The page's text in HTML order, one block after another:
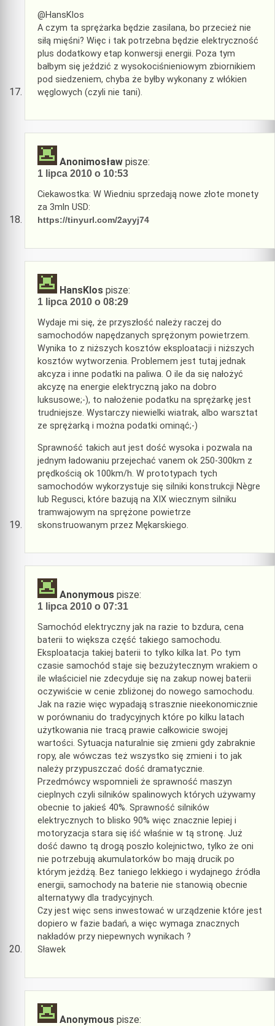
@HansKlos
A czym ta sprężarka będzie zasilana, bo przecież nie
siłą mięśni? Więc i tak potrzebna będzie elektryczność
plus dodatkowy etap konwersji energii. Poza tym
bałbym się jeździć z wysokociśnieniowym zbiornikiem
pod siedzeniem, chyba że byłby wykonany z włókien
węglowych (czyli nie tani).
Anonimosław pisze:
1 lipca 2010 o 10:53
Ciekawostka: W Wiedniu sprzedają nowe złote monety
za 3mln USD:
https://tinyurl.com/2ayyj74
HansKlos pisze:
1 lipca 2010 o 08:29
Wydaje mi się, że przyszłość należy raczej do
samochodów napędzanych sprężonym powietrzem.
Wynika to z niższych kosztów eksploatacji i niższych
kosztów wytworzenia. Problemem jest tutaj jednak
akcyza i inne podatki na paliwa. O ile da się nałożyć
akcyzę na energie elektryczną jako na dobro
luksusowe;-), to nałożenie podatku na sprężarkę jest
trudniejsze. Wystarczy niewielki wiatrak, albo warsztat
ze sprężarką i można podatki ominąć;-)
Sprawność takich aut jest dość wysoka i pozwala na
jednym ładowaniu przejechać vanem ok 250-300km z
prędkością ok 100km/h. W prototypach tych
samochodów wykorzystuje się silniki konstrukcji Nègre
lub Regusci, które bazują na XIX wiecznym silniku
tramwajowym na sprężone powietrze
skonstruowanym przez Mękarskiego.
Anonymous pisze:
1 lipca 2010 o 07:31
Samochód elektryczny jak na razie to bzdura, cena
baterii to większa część takiego samochodu.
Eksploatacja takiej baterii to tylko kilka lat. Po tym
czasie samochód staje się bezużytecznym wrakiem o
ile właściciel nie zdecyduje się na zakup nowej baterii
oczywiście w cenie zbliżonej do nowego samochodu.
Jak na razie więc wypadają strasznie nieekonomicznie
w porównaniu do tradycyjnych które po kilku latach
użytkowania nie tracą prawie całkowicie swojej
wartości. Sytuacja naturalnie się zmieni gdy zabraknie
ropy, ale wówczas też wszystko się zmieni i to jak
należy przypuszczać dość dramatycznie.
Przedmówcy wspomnieli że sprawność maszyn
cieplnych czyli silników spalinowych których używamy
obecnie to jakieś 40%. Sprawność silników
elektrycznych to blisko 90% więc znacznie lepiej i
motoryzacja stara się iść właśnie w tą stronę. Już
dość dawno tą drogą poszło kolejnictwo, tylko że oni
nie potrzebują akumulatorków bo mają drucik po
którym jeżdżą. Bez taniego lekkiego i wydajnego źródła
energii, samochody na baterie nie stanowią obecnie
alternatywy dla tradycyjnych.
Czy jest więc sens inwestować w urządzenie które jest
dopiero w fazie badań, a więc wymaga znacznych
nakładów przy niepewnych wynikach ?
Sławek
Anonymous pisze: